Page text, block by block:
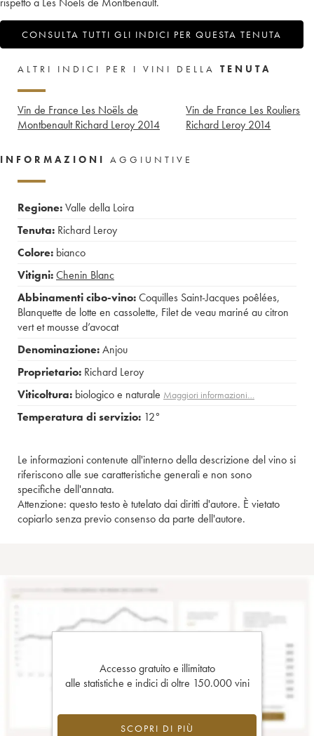
CONSULTA TUTTI GLI INDICI PER QUESTA TENUTA
ALTRI INDICI PER I VINI DELLA TENUTA
Vin de France Les Noëls de
Montbenault Richard Leroy 2014
Vin de France Les Rouliers
Richard Leroy 2014
INFORMAZIONI AGGIUNTIVE
Regione:Valle della Loira
Tenuta: Richard Leroy
Colore: bianco
Vitigni:Chenin Blanc
Abbinamenti cibo-vino:Coquilles Saint-Jacques poêlées,
Blanquette de lotte en cassolette, Filet de veau mariné au citron
vert et mousse d’avocat
Denominazione:Anjou
Proprietario: Richard Leroy
Viticoltura: biologico e naturale Maggiori informazioni…
Temperatura di servizio: 12°
Le informazioni contenute all'interno della descrizione del vino si
riferiscono alle sue caratteristiche generali e non sono
specifiche dell'annata.
Attenzione: questo testo è tutelato dai diritti d'autore. È vietato
copiarlo senza previo consenso da parte dell'autore.
Accesso gratuito e illimitato
alle statistiche e indici di oltre 150.000 vini
SCOPRI DI PIÙ